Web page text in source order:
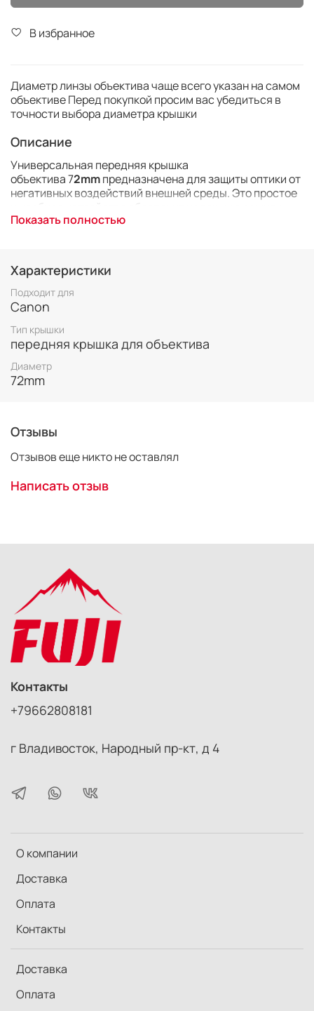
В избранное
Диаметр линзы объектива чаще всего указан на самом
объективе Перед покупкой просим вас убедиться в
точности выбора диаметра крышки
Описание
Универсальная передняя крышка
объектива 72mmпредназначена для защиты оптики от
негативных воздействий внешней среды. Это простое
передней линзы от механических повреждений. Кроме
Заглушка универсальна, она отлично подойдёт для
любого объектива с резьбой под светофильтр
диаметром 72 мм. Крышка держится в резьбе при
помощи двух защёлок, которые высвобождаются
Показать полностью
Характеристики
Подходит для
Canon
Тип крышки
передняя крышка для объектива
Диаметр
72mm
Отзывы
Отзывов еще никто не оставлял
Написать отзыв
О компании
Доставка
Оплата
Контакты
Доставка
Оплата
Контакты
+79662808181
г Владивосток, Народный пр-кт, д 4